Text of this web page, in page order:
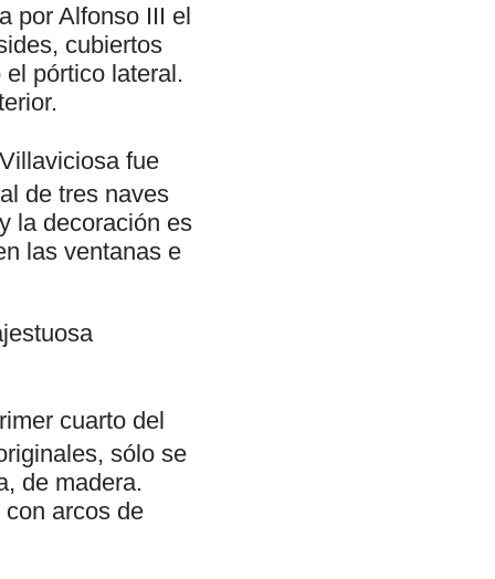
por Alfonso III el
cubiertos
pórtico lateral.
fue
de tres naves
la decoración es
las ventanas e
cuarto del
sólo se
de madera.
arcos de